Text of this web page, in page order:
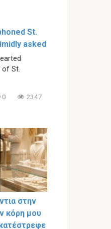
St.
asked
of St.
0 2347
στην
κόρη μου